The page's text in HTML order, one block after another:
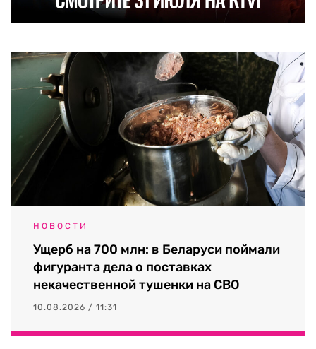
НОВОСТИ
Ущерб на 700 млн: в Беларуси поймали
фигуранта дела о поставках
некачественной тушенки на СВО
10.08.2026 / 11:31